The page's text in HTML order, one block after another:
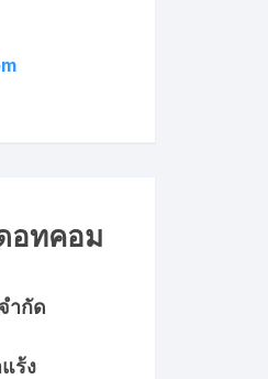
อทคอม
ำกัด
ร้ง